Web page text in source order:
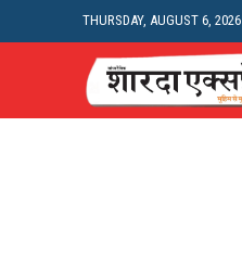
THURSDAY, AUGUST 6, 2026